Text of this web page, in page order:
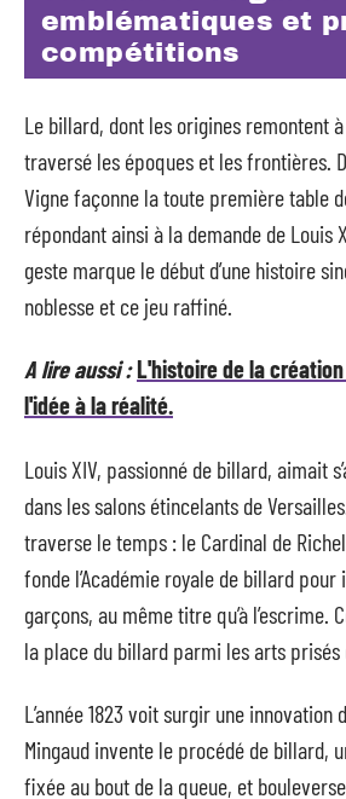
emblématiques et
compétitions
Le billard, dont les origines remontent
traversé les époques et les frontières.
Vigne façonne la toute première table
répondant ainsi à la demande de Louis
geste marque le début d’une histoire
noblesse et ce jeu raffiné.
A lire aussi :L'histoire de la
l'idée à la réalité.
Louis XIV, passionné de billard, aimait
dans les salons étincelants de
traverse le temps : le Cardinal de
fonde l’Académie royale de billard
garçons, au même titre qu’à l’escrime.
la place du billard parmi les arts prisés
L’année 1823 voit surgir une innovation
Mingaud invente le procédé de billard,
fixée au bout de la queue, et